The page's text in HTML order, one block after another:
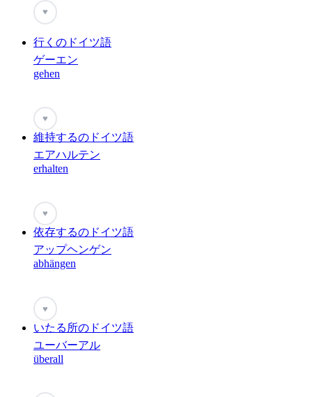
♥
行くのドイツ語
ゲーエン
gehen
♥
維持するのドイツ語
エアハルテン
erhalten
♥
依存するのドイツ語
アップヘンゲン
abhängen
♥
いたる所のドイツ語
ユーバーアル
überall